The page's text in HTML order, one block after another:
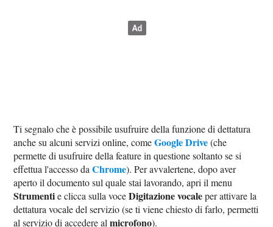
Ti segnalo che è possibile usufruire della funzione di dettatura
anche su alcuni servizi online, comeGoogle Drive(che
permette di usufruire della feature in questione soltanto se si
effettua l'accesso daChrome). Per avvalertene, dopo aver
aperto il documento sul quale stai lavorando, apri il menu
Strumentie clicca sulla voceDigitazione vocaleper attivare la
dettatura vocale del servizio (se ti viene chiesto di farlo, permetti
al servizio di accedere almicrofono).